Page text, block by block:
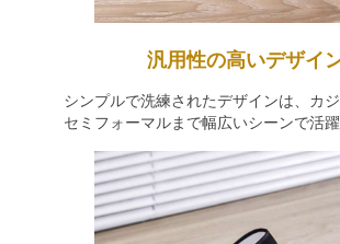
汎用性の高いデザイ
シンプルで洗練されたデザインは、カ
セミフォーマルまで幅広いシーンで活躍